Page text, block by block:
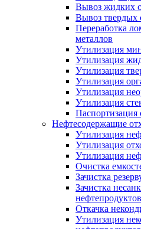
Вывоз жидких
Вывоз твердых
Переработка
металлов
Утилизация
Утилизация
Утилизация
Утилизация
Утилизация
Утилизация
Паспортизация
Нефтесодержащие
Утилизация
Утилизация
Утилизация
Очистка
Зачистка
Зачистка
нефтепродуктов
Откачка
Утилизация